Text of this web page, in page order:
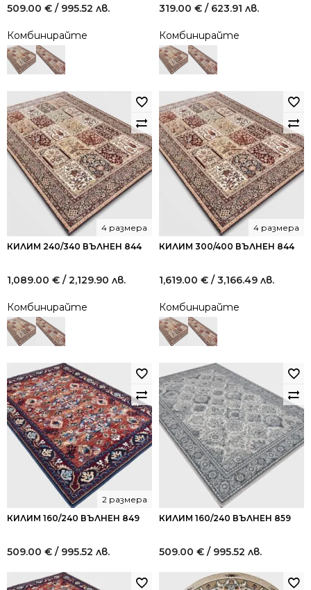
509.00 € / 995.52 лв.
Комбинирайте
319.00 € / 623.91 лв.
Комбинирайте
КИЛИМ 240/340 ВЪЛНЕН 844
4 размера
1,089.00 € / 2,129.90 лв.
Комбинирайте
КИЛИМ 300/400 ВЪЛНЕН 844
4 размера
1,619.00 € / 3,166.49 лв.
Комбинирайте
КИЛИМ 160/240 ВЪЛНЕН 849
2 размера
509.00 € / 995.52 лв.
КИЛИМ 160/240 ВЪЛНЕН 859
509.00 € / 995.52 лв.